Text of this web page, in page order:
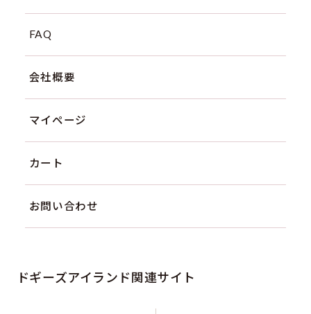
FAQ
会社概要
マイページ
カート
お問い合わせ
ドギーズアイランド関連サイト